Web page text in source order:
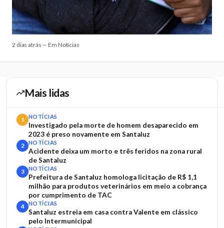
2 dias atrás — Em Notícias
Mais lidas
1 NOTÍCIAS
Investigado pela morte de homem desaparecido em
2023 é preso novamente em Santaluz
2 NOTÍCIAS
Acidente deixa um morto e três feridos na zona rural
de Santaluz
3 NOTÍCIAS
Prefeitura de Santaluz homologa licitação de R$ 1,1
milhão para produtos veterinários em meio a cobrança
por cumprimento de TAC
4 NOTÍCIAS
Santaluz estreia em casa contra Valente em clássico
pelo Intermunicipal